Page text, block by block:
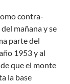
contra-
mañana y se
parte del
1953 y al
que el monte
la base